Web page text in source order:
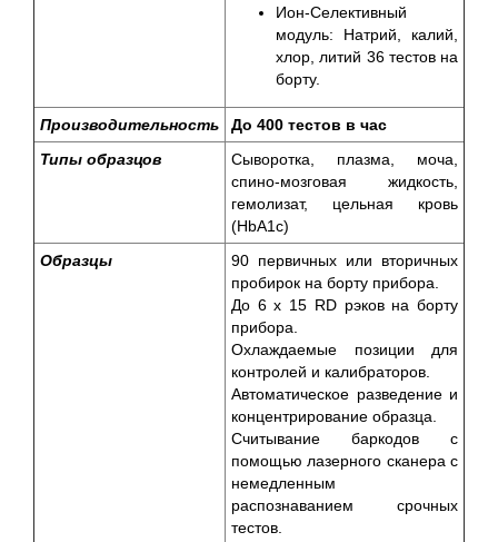
Ион-Селективный
модуль: Натрий, калий,
хлор, литий 36 тестов на
борту.
Производительность
До 400 тестов в час
Типы образцов
Сыворотка, плазма, моча,
спино-мозговая жидкость,
гемолизат, цельная кровь
(HbA1c)
Образцы
90 первичных или вторичных
пробирок на борту прибора.
До 6 x 15 RD рэков на борту
прибора.
Охлаждаемые позиции для
контролей и калибраторов.
Автоматическое разведение и
концентрирование образца.
Считывание баркодов с
помощью лазерного сканера с
немедленным
распознаванием срочных
тестов.